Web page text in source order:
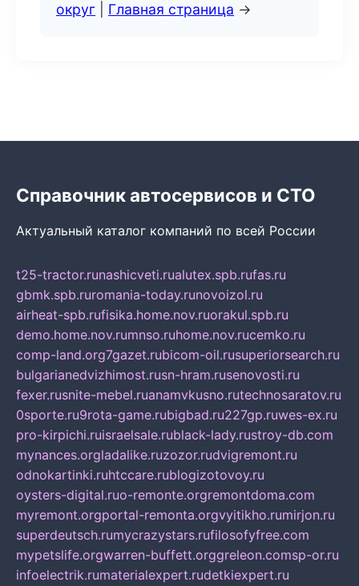
округ
Главная страница →
Справочник автосервисов и СТО
Актуальный каталог компаний по всей России
t25-tractor.runashicveti.rualutex.spb.rufas.ru
gbmk.spb.ruromania-today.runovoizol.ru
airheat-spb.rufisika.home.nov.ruorakul.spb.ru
demo.home.nov.rumnso.ruhome.nov.rucemko.ru
comp-land.org7gazet.rubicom-oil.rusuperiorsearch.ru
bulgarianedvizhimost.rusn-hram.rusenovosti.ru
fexer.rusnite-mebel.ruanamvkusno.rutechnosaratov.ru
0sporte.ru9rota-game.rubigbad.ru227gp.ruwes-ex.ru
pro-kirpichi.ruisraelsale.rublack-lady.rustroy-db.com
mynances.orgladalike.ruzozor.rudvigremont.ru
odnokartinki.ruhtccare.rublogizotovoy.ru
oysters-digital.ruo-remonte.orgremontdoma.com
myremont.orgportal-remonta.orgvyitikho.rumirjon.ru
superdeutsch.rumycrazystars.rufilosofyfree.com
mypetslife.orgwarren-buffett.orggreleon.comsp-or.ru
infoelectrik.rumaterialexpert.rudetkiexpert.ru